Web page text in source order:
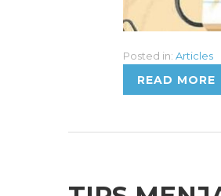
Posted in: Articles
READ MORE